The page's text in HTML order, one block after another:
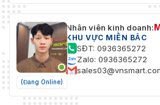
(Đang Online)
Nhân viên kinh doanh:
KHU VỰC MIỀN BẮC
SĐT: 0936365272
Zalo: 0936365272